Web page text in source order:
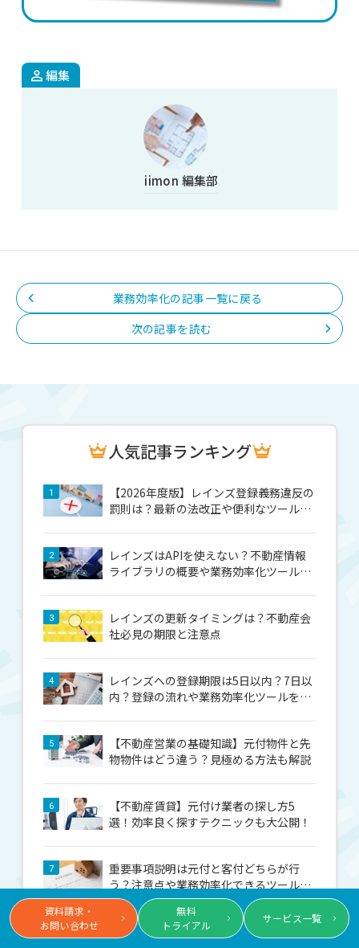
編集
iimon 編集部
資料請求・
お問い合わせ
無料
トライアル
サービス一覧
業務効率化の記事一覧に戻る
次の記事を読む
人気記事ランキング
1
【2026年度版】レインズ登録義務違反の
罰則は？最新の法改正や便利なツールを
2
レインズはAPIを使えない？不動産情報
ライブラリの概要や業務効率化ツールも
3
レインズの更新タイミングは？不動産会
社必見の期限と注意点
4
レインズへの登録期限は5日以内？7日以
内？登録の流れや業務効率化ツールを紹
5
【不動産営業の基礎知識】元付物件と先
物物件はどう違う？見極める方法も解説
6
【不動産賃貸】元付け業者の探し方5
選！効率良く探すテクニックも大公開！
7
重要事項説明は元付と客付どちらが行
う？注意点や業務効率化できるツールを
紹介
8
不動産業界で10年後になくなる仕事と